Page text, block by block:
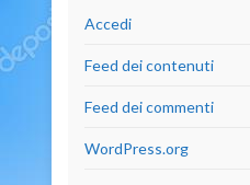
Accedi
Feed dei contenuti
Feed dei commenti
WordPress.org